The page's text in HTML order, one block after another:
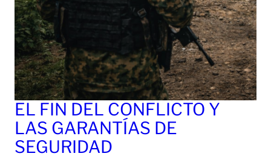
EL FIN DEL CONFLICTO Y
LAS GARANTÍAS DE
SEGURIDAD